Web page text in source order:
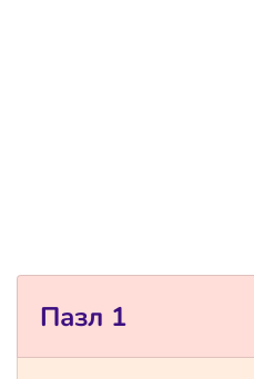
Пазл 1